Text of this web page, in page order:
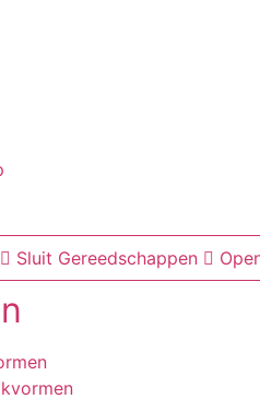
Sluit Gereedschappen